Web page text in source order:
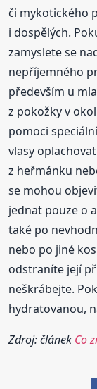
či mykotického
i dospělých.
zamyslete se
nepříjemného
především u
z pokožky v
pomoci
vlasy
z heřmánku
se mohou
jednat pouze o
také po
nebo po jiné
odstraníte její
neškrábejte.
hydratovanou,
Zdroj: článek Co